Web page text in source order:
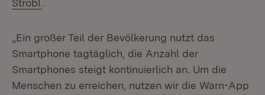
Strobl
„Ein großer Teil der Bevölkerung nutzt das
Smartphone tagtäglich, die Anzahl der
Smartphones steigt kontinuierlich an. Um die
Menschen zu erreichen, nutzen wir die Warn-App